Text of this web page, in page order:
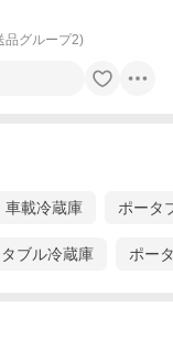
品グループ2)
車載冷蔵庫 ポータ
ブル冷蔵庫 ポー